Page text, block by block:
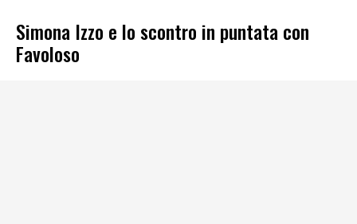
Simona Izzo e lo scontro in puntata con
Favoloso